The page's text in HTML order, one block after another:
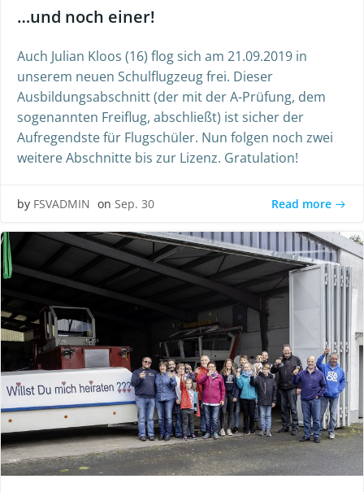
…und noch einer!
Auch Julian Kloos (16) flog sich am 21.09.2019 in
unserem neuen Schulflugzeug frei. Dieser
Ausbildungsabschnitt (der mit der A-Prüfung, dem
sogenannten Freiflug, abschließt) ist sicher der
Aufregendste für Flugschüler. Nun folgen noch zwei
weitere Abschnitte bis zur Lizenz. Gratulation!
by FSVADMIN on Sep. 30 Read more